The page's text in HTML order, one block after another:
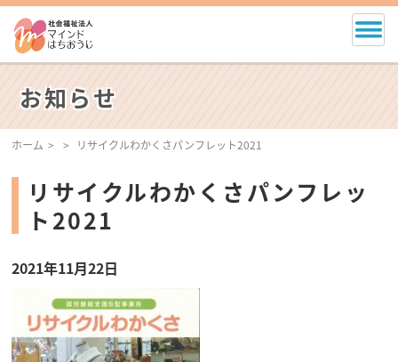
お知らせ
ホーム リサイクルわかくさパンフレット2021
リサイクルわかくさパンフレッ
ト2021
2021年11月22日